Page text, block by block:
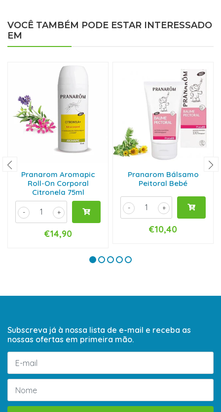
VOCÊ TAMBÉM PODE ESTAR INTERESSADO
EM
Pranarom Aromapic
Roll-On Corporal
Citronela 75ml
+
-
€14,90
Pranarom Bálsamo
Peitoral Bebé
+
-
€10,40
Subscreva já à nossa lista de e-mail e receba as
nossas ofertas em primeira mão.